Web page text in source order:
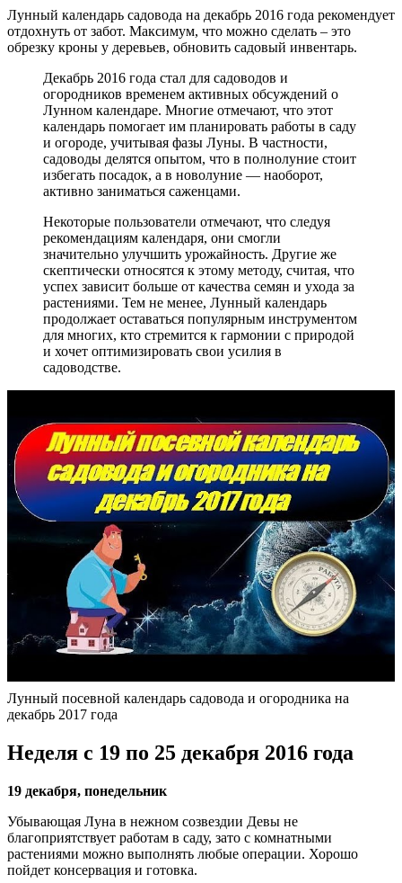
Лунный календарь садовода на декабрь 2016 года рекомендует
отдохнуть от забот. Максимум, что можно сделать – это
обрезку кроны у деревьев, обновить садовый инвентарь.
Декабрь 2016 года стал для садоводов и
огородников временем активных обсуждений о
Лунном календаре. Многие отмечают, что этот
календарь помогает им планировать работы в саду
и огороде, учитывая фазы Луны. В частности,
садоводы делятся опытом, что в полнолуние стоит
избегать посадок, а в новолуние — наоборот,
активно заниматься саженцами.
Некоторые пользователи отмечают, что следуя
рекомендациям календаря, они смогли
значительно улучшить урожайность. Другие же
скептически относятся к этому методу, считая, что
успех зависит больше от качества семян и ухода за
растениями. Тем не менее, Лунный календарь
продолжает оставаться популярным инструментом
для многих, кто стремится к гармонии с природой
и хочет оптимизировать свои усилия в
садоводстве.
Лунный посевной календарь садовода и огородника на
декабрь 2017 года
Неделя с 19 по 25 декабря 2016 года
19 декабря, понедельник
Убывающая Луна в нежном созвездии Девы не
благоприятствует работам в саду, зато с комнатными
растениями можно выполнять любые операции. Хорошо
пойдет консервация и готовка.